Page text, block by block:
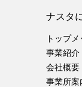
ナスタ
トップ
事業紹介
会社概要
事業所案